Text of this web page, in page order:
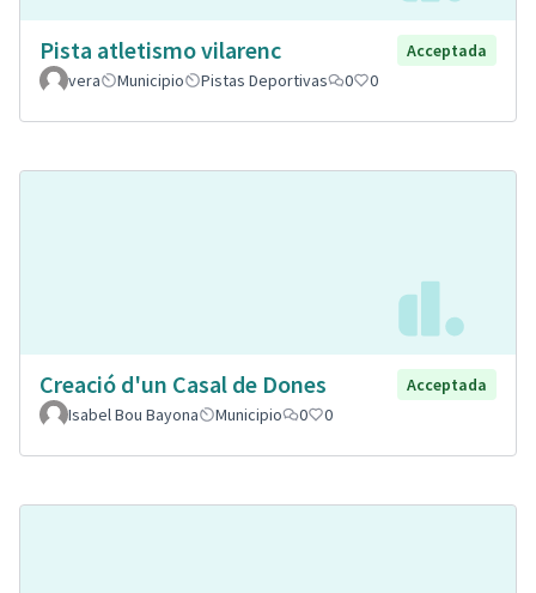
Pista atletismo vilarenc
Acceptada
vera
Municipio Pistas Deportivas 0 0
Creació d'un Casal de Dones
Acceptada
Isabel Bou Bayona
Municipio 0 0